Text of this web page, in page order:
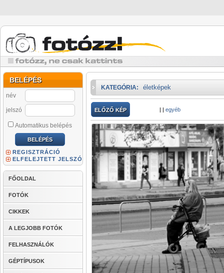
BELÉPÉS
név
jelszó
Automatikus belépés
REGISZTRÁCIÓ
ELFELEJTETT JELSZÓ
FŐOLDAL
FOTÓK
CIKKEK
A LEGJOBB FOTÓK
FELHASZNÁLÓK
GÉPTÍPUSOK
KATEGÓRIA: életképek
ELŐZŐ KÉP | | egyéb